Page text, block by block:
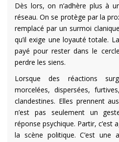
Dès lors, on n’adhère plus à
réseau. On se protège par la
remplacé par un surmoi
qu’il exige une loyauté totale.
payé pour rester dans le
perdre les siens.
Lorsque des réactions
morcelées, dispersées,
clandestines. Elles prennent
n’est pas seulement un
réponse psychique. Partir, c’est
la scène politique. C’est une